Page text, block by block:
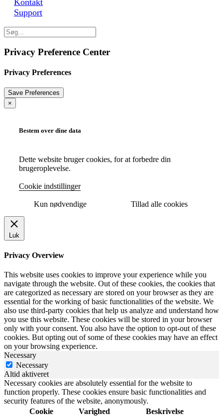
Support
Privacy Preference Center
Privacy Preferences
×
Bestem over dine data
Dette website bruger cookies, for at forbedre din
brugeroplevelse.
Cookie indstillinger
Kun nødvendige Tillad alle cookies
Luk
Privacy Overview
This website uses cookies to improve your experience while you
navigate through the website. Out of these cookies, the cookies that
are categorized as necessary are stored on your browser as they are
essential for the working of basic functionalities of the website. We
also use third-party cookies that help us analyze and understand how
you use this website. These cookies will be stored in your browser
only with your consent. You also have the option to opt-out of these
cookies. But opting out of some of these cookies may have an effect
on your browsing experience.
Necessary
Necessary
Altid aktiveret
Necessary cookies are absolutely essential for the website to
function properly. These cookies ensure basic functionalities and
security features of the website, anonymously.
Cookie
Varighed Beskrivelse